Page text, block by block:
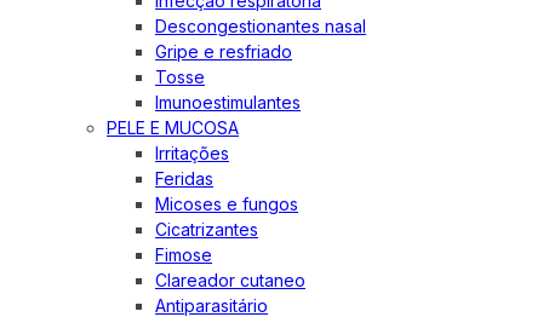
Descongestionantes nasal
Gripe e resfriado
Tosse
Imunoestimulantes
PELE E MUCOSA
Irritações
Feridas
Micoses e fungos
Cicatrizantes
Fimose
Clareador cutaneo
Antiparasitário